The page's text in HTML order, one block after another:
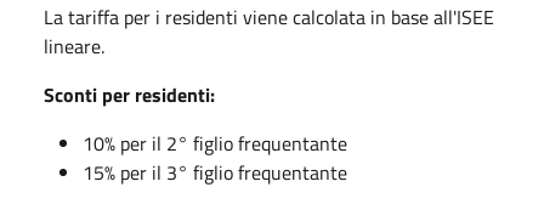
La tariffa per i residenti viene calcolata in base all'ISEE
lineare.
Sconti per residenti:
10% per il 2° figlio frequentante
15% per il 3° figlio frequentante